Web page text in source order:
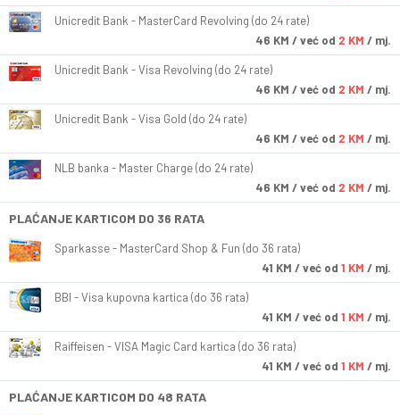
Unicredit Bank - MasterCard Revolving (do 24 rate)
46 KM / već od 2 KM / mj.
Unicredit Bank - Visa Revolving (do 24 rate)
46 KM / već od 2 KM / mj.
Unicredit Bank - Visa Gold (do 24 rate)
46 KM / već od 2 KM / mj.
NLB banka - Master Charge (do 24 rate)
46 KM / već od 2 KM / mj.
PLAĆANJE KARTICOM DO 36 RATA
Sparkasse - MasterCard Shop & Fun (do 36 rata)
41 KM / već od 1 KM / mj.
BBI - Visa kupovna kartica (do 36 rata)
41 KM / već od 1 KM / mj.
Raiffeisen - VISA Magic Card kartica (do 36 rata)
41 KM / već od 1 KM / mj.
PLAĆANJE KARTICOM DO 48 RATA